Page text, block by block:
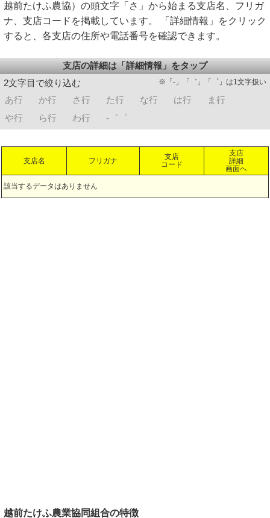
越前たけふ農協）の頭文字「さ」から始まる支店名、フリガ
ナ、支店コードを掲載しています。 「詳細情報」をクリック
すると、各支店の住所や電話番号を確認できます。
支店の詳細は「詳細情報」をタップ
2文字目で絞り込む
※「-」「゛」「゜」は1文字扱い
あ行 か行 さ行 た行 な行 は行
ま行
や行
ら行 わ行 -゛゜
支店名 フリガナ
支店
コード
支店
詳細
画面へ
該当するデータはありません
越前たけふ農業協同組合の特徴